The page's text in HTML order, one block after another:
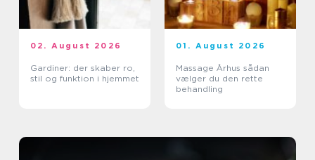
02. August 2026
Gardiner: der skaber ro,
stil og funktion i hjemmet
01. August 2026
Massage Århus sådan
vælger du den rette
behandling